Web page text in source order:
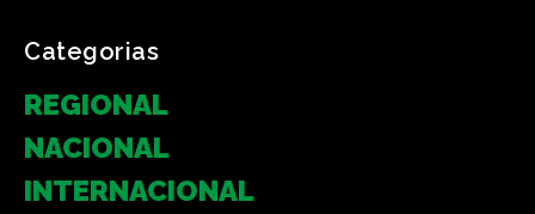
Categorias
REGIONAL
NACIONAL
INTERNACIONAL